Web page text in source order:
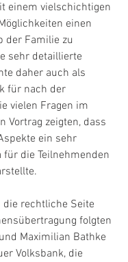
einem vielschichtigen
einen
der Familie zu
sehr detaillierte
daher auch als
für nach der
vielen Fragen im
Vortrag zeigten, dass
ein sehr
die Teilnehmenden
rechtliche Seite
folgten
Maximilian Bathke
Volksbank, die